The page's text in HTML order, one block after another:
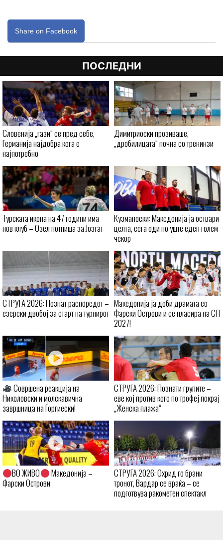
Share on Facebook
ПОСЛЕДНИ
Словенија „гази“ се пред себе,
Германија најдобра кога е
најпотребно
Димитриоски прозиваше,
„дробилицата“ почна со тренинзи
Турската икона на 47 години има
нов клуб – Озел потпиша за Јозгат
Кузманоски: Македонија ја оствари
целта, сега оди по уште еден голем
чекор
СТРУГА 2026: Познат распоредот –
езерски двобој за старт на турнирот
Македонија ја доби драмата со
Фарски Острови и се пласира на СП
2027!
Совршена реакција на
Николовски и молскавична
завршница на Ѓоргиески!
СТРУГА 2026: Познати групите –
еве кој против кого по трофеј покрај
„Женска плажа“
ВО ЖИВО
Македонија –
Фарски Острови
СТРУГА 2026: Охрид го брани
тронот, Вардар се враќа – се
подготвува ракометен спектакл